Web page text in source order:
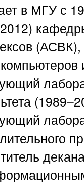
в МГУ с